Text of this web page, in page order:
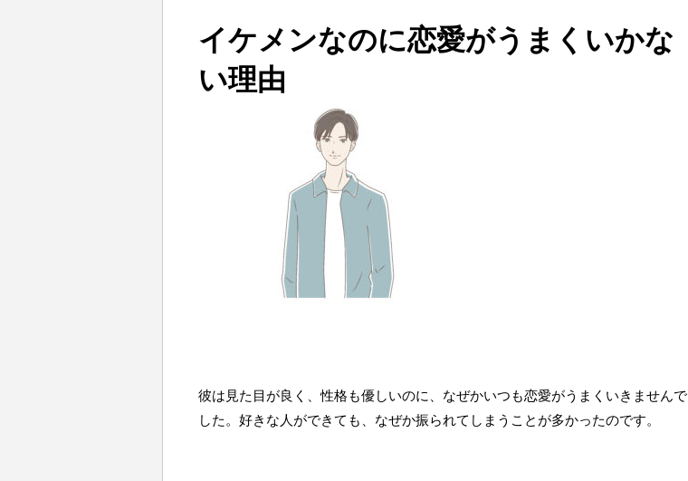
イケメンなのに恋愛がうまくいかな
い理由
彼は見た目が良く、性格も優しいのに、なぜかいつも恋愛がうまくいきませんで
した。好きな人ができても、なぜか振られてしまうことが多かったのです。